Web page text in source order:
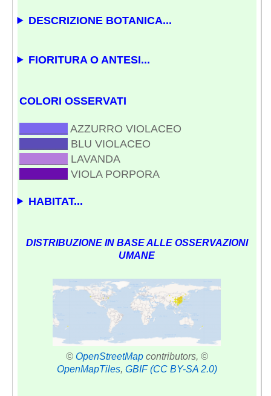
DESCRIZIONE BOTANICA...
FIORITURA O ANTESI...
COLORI OSSERVATI
AZZURRO VIOLACEO
BLU VIOLACEO
LAVANDA
VIOLA PORPORA
HABITAT...
DISTRIBUZIONE IN BASE ALLE OSSERVAZIONI
UMANE
© OpenStreetMapcontributors, ©
OpenMapTiles, GBIF (CC BY-SA 2.0)